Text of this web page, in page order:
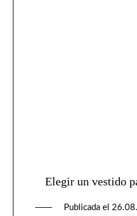
Elegir un vestido
Publicada el